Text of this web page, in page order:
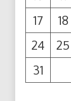
17
18
24
25
31